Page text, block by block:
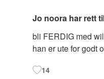
Jo noora har rett
bli FERDIG med
han er ute for godt
14